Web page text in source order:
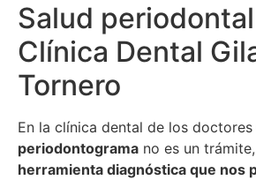
Salud
Clínica Dental
Tornero
En la clínica dental de los
periodontograma no es un trámite,
herramienta diagnóstica que nos